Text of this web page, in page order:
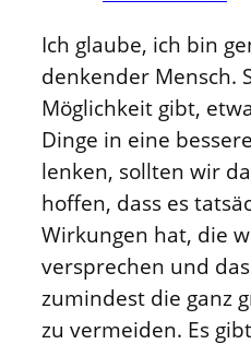
Ich glaube, ich bin
denkender Mensch.
Möglichkeit gibt,
Dinge in eine
lenken, sollten wir
hoffen, dass es
Wirkungen hat, die
versprechen und
zumindest die ganz
zu vermeiden. Es